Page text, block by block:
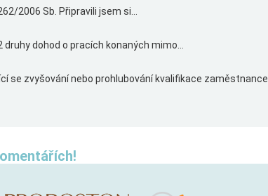
2006 Sb. Připravili jsem si...
dohod o pracích konaných mimo...
se zvyšování nebo prohlubování kvalifikace zaměstnance.